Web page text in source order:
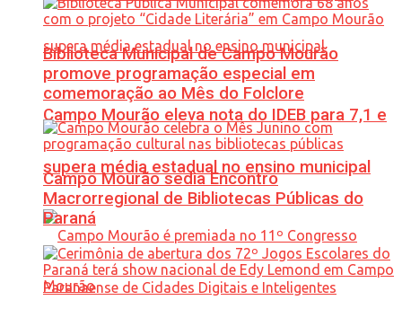
Campo Mourão eleva nota do IDEB para 7,1 e
supera média estadual no ensino municipal
Biblioteca Municipal de Campo Mourão
promove programação especial em
comemoração ao Mês do Folclore
Campo Mourão sedia Encontro
Macrorregional de Bibliotecas Públicas do
Paraná